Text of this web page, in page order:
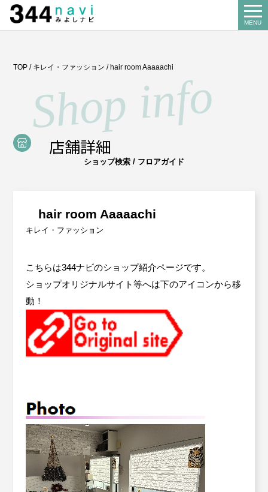
MENU
TOP / キレイ・ファッション / hair room Aaaaachi
店舗詳細
ショップ検索 / フロアガイド
hair room Aaaaachi
キレイ・ファッション
こちらは344ナビのショップ紹介ページです。
ショップオリジナルサイト等へは下のアイコンから移
動！
お店を探す
About us
みよし商工会とは
Our business
事業案内
労働保険事務委託
設備・運転資金の相談
優良従業員表彰
中小企業共済制度
小規模企業共済制度
中小企業倒産防止共済制度
みよしマップ
お知らせ
お問い合わせ